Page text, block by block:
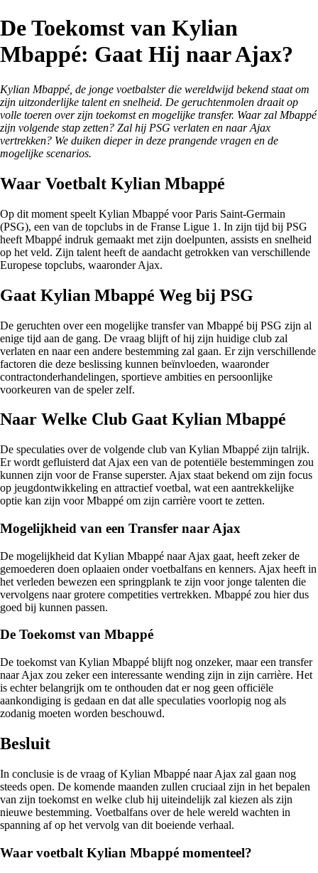
De Toekomst van Kylian
Mbappé: Gaat Hij naar Ajax?
Kylian Mbappé, de jonge voetbalster die wereldwijd bekend staat om
zijn uitzonderlijke talent en snelheid. De geruchtenmolen draait op
volle toeren over zijn toekomst en mogelijke transfer. Waar zal Mbappé
zijn volgende stap zetten? Zal hij PSG verlaten en naar Ajax
vertrekken? We duiken dieper in deze prangende vragen en de
mogelijke scenarios.
Waar Voetbalt Kylian Mbappé
Op dit moment speelt Kylian Mbappé voor Paris Saint-Germain
(PSG), een van de topclubs in de Franse Ligue 1. In zijn tijd bij PSG
heeft Mbappé indruk gemaakt met zijn doelpunten, assists en snelheid
op het veld. Zijn talent heeft de aandacht getrokken van verschillende
Europese topclubs, waaronder Ajax.
Gaat Kylian Mbappé Weg bij PSG
De geruchten over een mogelijke transfer van Mbappé bij PSG zijn al
enige tijd aan de gang. De vraag blijft of hij zijn huidige club zal
verlaten en naar een andere bestemming zal gaan. Er zijn verschillende
factoren die deze beslissing kunnen beïnvloeden, waaronder
contractonderhandelingen, sportieve ambities en persoonlijke
voorkeuren van de speler zelf.
Naar Welke Club Gaat Kylian Mbappé
De speculaties over de volgende club van Kylian Mbappé zijn talrijk.
Er wordt gefluisterd dat Ajax een van de potentiële bestemmingen zou
kunnen zijn voor de Franse superster. Ajax staat bekend om zijn focus
op jeugdontwikkeling en attractief voetbal, wat een aantrekkelijke
optie kan zijn voor Mbappé om zijn carrière voort te zetten.
Mogelijkheid van een Transfer naar Ajax
De mogelijkheid dat Kylian Mbappé naar Ajax gaat, heeft zeker de
gemoederen doen oplaaien onder voetbalfans en kenners. Ajax heeft in
het verleden bewezen een springplank te zijn voor jonge talenten die
vervolgens naar grotere competities vertrekken. Mbappé zou hier dus
goed bij kunnen passen.
De Toekomst van Mbappé
De toekomst van Kylian Mbappé blijft nog onzeker, maar een transfer
naar Ajax zou zeker een interessante wending zijn in zijn carrière. Het
is echter belangrijk om te onthouden dat er nog geen officiële
aankondiging is gedaan en dat alle speculaties voorlopig nog als
zodanig moeten worden beschouwd.
Besluit
In conclusie is de vraag of Kylian Mbappé naar Ajax zal gaan nog
steeds open. De komende maanden zullen cruciaal zijn in het bepalen
van zijn toekomst en welke club hij uiteindelijk zal kiezen als zijn
nieuwe bestemming. Voetbalfans over de hele wereld wachten in
spanning af op het vervolg van dit boeiende verhaal.
Waar voetbalt Kylian Mbappé momenteel?